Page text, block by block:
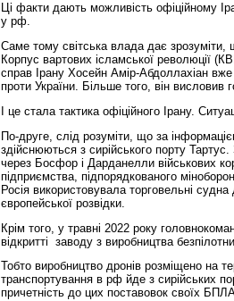
Ці факти дають можливість офіційному
у рф.
Саме тому світська влада дає зрозуміти,
Корпус вартових ісламської революції
справ Ірану Хосейн Амір-Абдоллахіан
проти України. Більше того, він висловив
І це стала тактика офіційного Ірану.
По-друге, слід розуміти, що за
здійснюються з сирійського порту
через Босфор і Дарданелли військових
підприємства, підпорядкованого
Росія використовувала торговельні
європейської розвідки.
Крім того, у травні 2022 року
відкритті заводу з виробництва
Тобто виробництво дронів розміщено на
транспортування в рф йде з сирійських
причетність до цих поставовок своїх